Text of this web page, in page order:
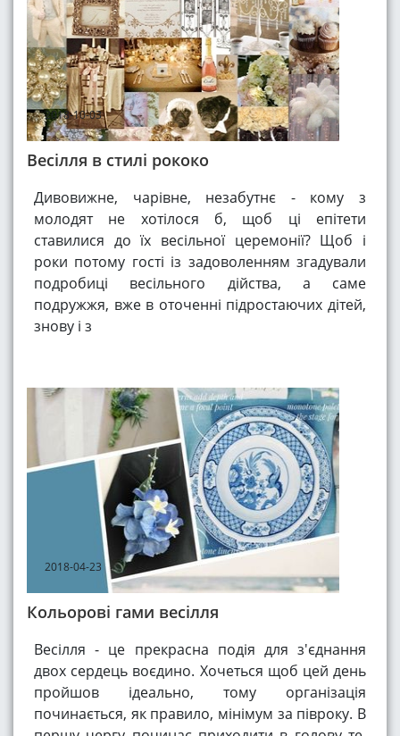
2018-10-03
Весілля в стилі рококо
Дивовижне, чарівне, незабутнє - кому з
молодят не хотілося б, щоб ці епітети
ставилися до їх весільної церемонії? Щоб і
роки потому гості із задоволенням згадували
подробиці весільного дійства, а саме
подружжя, вже в оточенні підростаючих дітей,
знову і з
2018-04-23
Кольорові гами весілля
Весілля - це прекрасна подія для з'єднання
двох сердець воєдино. Хочеться щоб цей день
пройшов ідеально, тому організація
починається, як правило, мінімум за півроку. В